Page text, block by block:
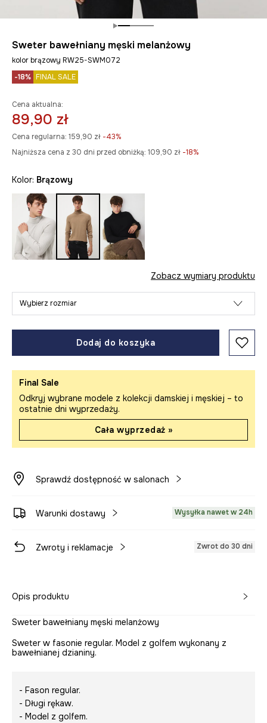
Sweter bawełniany męski melanżowy
kolor brązowy RW25-SWM072
-18% FINAL SALE
Cena aktualna:
89,90 zł
Cena regularna: 159,90 zł -43%
Najniższa cena z 30 dni przed obniżką: 109,90 zł -18%
Kolor: brązowy
Zobacz wymiary produktu
Wybierz rozmiar
Dodaj do koszyka
Final Sale
Odkryj wybrane modele z kolekcji damskiej i męskiej – to
ostatnie dni wyprzedaży.
Cała wyprzedaż »
Sprawdź dostępność w salonach
Warunki dostawy Wysyłka nawet w 24h
Zwroty i reklamacje Zwrot do 30 dni
Opis produktu
Sweter bawełniany męski melanżowy
Sweter w fasonie regular. Model z golfem wykonany z
bawełnianej dzianiny.
- Fason regular.
- Długi rękaw.
- Model z golfem.